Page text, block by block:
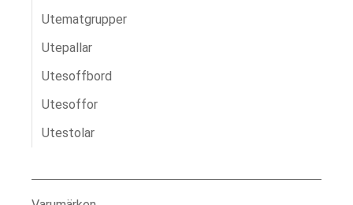
Utematgrupper
Utepallar
Utesoffbord
Utesoffor
Utestolar